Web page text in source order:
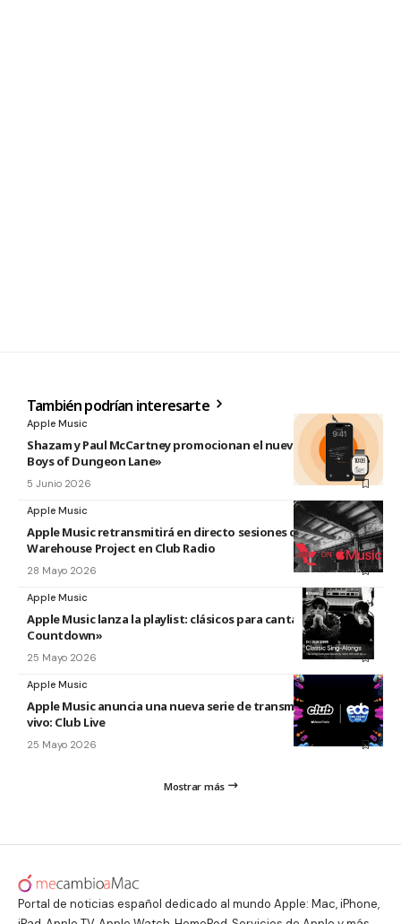
También podrían interesarte
Apple Music
Shazam y Paul McCartney promocionan el nuevo disco «The
Boys of Dungeon Lane»
5 Junio 2026
Apple Music
Apple Music retransmitirá en directo sesiones de The
Warehouse Project en Club Radio
28 Mayo 2026
Apple Music
Apple Music lanza la playlist: clásicos para cantar «The
Countdown»
25 Mayo 2026
Apple Music
Apple Music anuncia una nueva serie de transmisiones en
vivo: Club Live
25 Mayo 2026
Mostrar más
Portal de noticias español dedicado al mundo Apple: Mac, iPhone,